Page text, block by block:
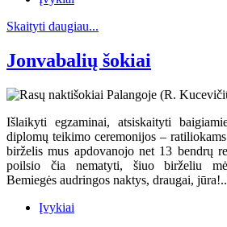
Skaityti daugiau...
Jonvabalių šokiai
Išlaikyti egzaminai, atsiskaityti
diplomų teikimo ceremonijos –
birželis mus apdovanojo net 13 bendrų
poilsio čia nematyti, šiuo birželiu
Bemiegės audringos naktys, draugai,
Įvykiai